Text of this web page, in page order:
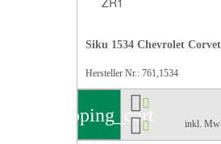
Siku 1534 Chevrolet
Hersteller Nr.: 761,1534
inkl.
shopping_cart